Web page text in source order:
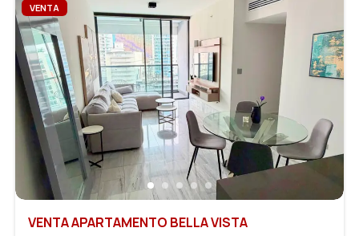
VENTA
VENTA APARTAMENTO BELLA VISTA